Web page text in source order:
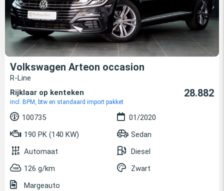
Volkswagen Arteon occasion
R-Line
Rijklaar op kenteken
incl. BPM, btw en standaard import pakket
28.882
100735
01/2020
190 PK (140 KW)
Sedan
Automaat
Diesel
126 g/km
Zwart
Margeauto